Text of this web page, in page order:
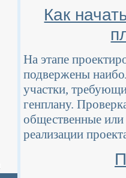
Как
На этапе
подвержены
участки,
генплану.
общественные
реализации